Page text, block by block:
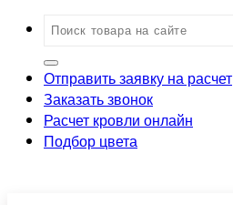
Отправить заявку на расчет
Заказать звонок
Расчет кровли онлайн
Подбор цвета